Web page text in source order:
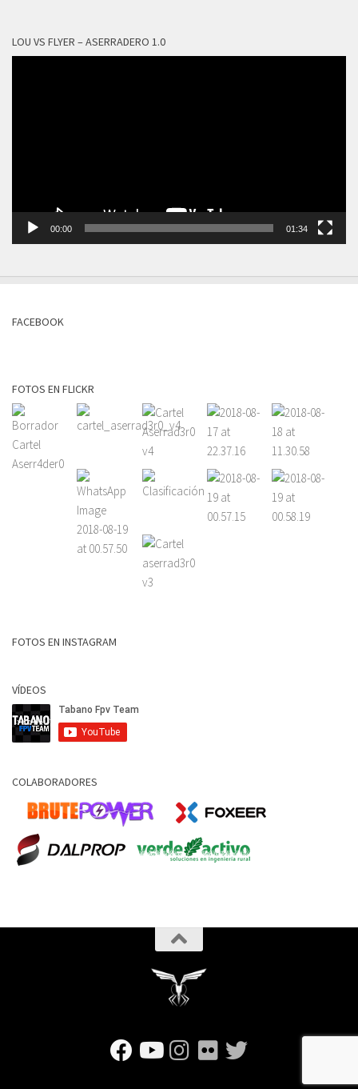
LOU VS FLYER – ASERRADERO 1.0
00:00 01:34
FACEBOOK
FOTOS EN FLICKR
FOTOS EN INSTAGRAM
VÍDEOS
COLABORADORES